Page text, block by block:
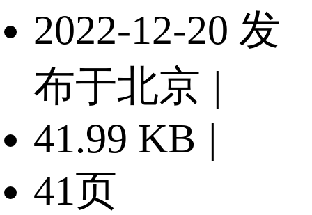
2022-12-20 发
布于北京 |
41.99 KB |
41页